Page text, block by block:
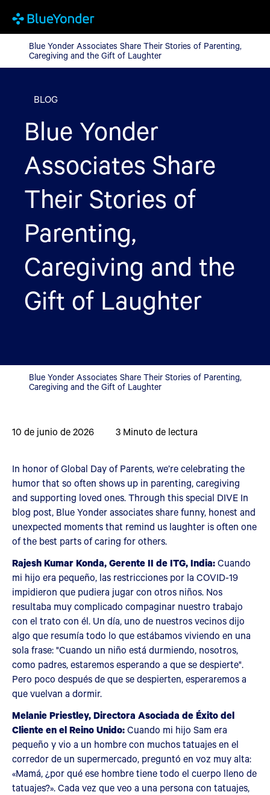
Blue Yonder Associates Share Their Stories of Parenting,
Blue Yonder Associates Share Their Stories of Parenting,
Caregiving and the Gift of Laughter
BLOG
Blue Yonder
Associates Share
Their Stories of
Parenting,
Caregiving and the
Gift of Laughter
Blue Yonder Associates Share Their Stories of Parenting,
Caregiving and the Gift of Laughter
10 de junio de 2026 3 Minuto de lectura
In honor of Global Day of Parents, we’re celebrating the
humor that so often shows up in parenting, caregiving
and supporting loved ones. Through this special DIVE In
blog post, Blue Yonder associates share funny, honest and
unexpected moments that remind us laughter is often one
of the best parts of caring for others.
Rajesh Kumar Konda, Gerente II de ITG, India:Cuando
mi hijo era pequeño, las restricciones por la COVID-19
impidieron que pudiera jugar con otros niños. Nos
resultaba muy complicado compaginar nuestro trabajo
con el trato con él. Un día, uno de nuestros vecinos dijo
algo que resumía todo lo que estábamos viviendo en una
sola frase: "Cuando un niño está durmiendo, nosotros,
como padres, estaremos esperando a que se despierte".
Pero poco después de que se despierten, esperaremos a
que vuelvan a dormir.
Melanie Priestley, Directora Asociada de Éxito del
Cliente en el Reino Unido:Cuando mi hijo Sam era
pequeño y vio a un hombre con muchos tatuajes en el
corredor de un supermercado, preguntó en voz muy alta:
«Mamá, ¿por qué ese hombre tiene todo el cuerpo lleno de
tatuajes?». Cada vez que veo a una persona con tatuajes,